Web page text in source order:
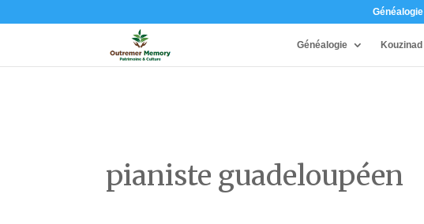
Généalogie
Généalogie Kouzinad
pianiste guadeloupéen